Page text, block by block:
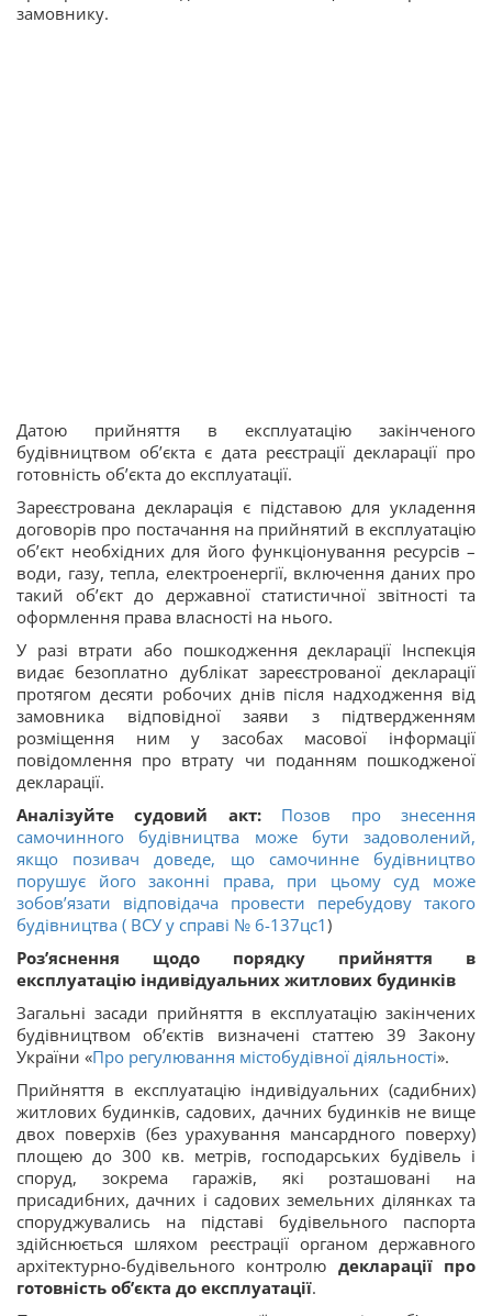
замовнику.
Датою прийняття в експлуатацію закінченого
будівництвом об’єкта є дата реєстрації декларації про
готовність об’єкта до експлуатації.
Зареєстрована декларація є підставою для укладення
договорів про постачання на прийнятий в експлуатацію
об’єкт необхідних для його функціонування ресурсів –
води, газу, тепла, електроенергії, включення даних про
такий об’єкт до державної статистичної звітності та
оформлення права власності на нього.
У разі втрати або пошкодження декларації Інспекція
видає безоплатно дублікат зареєстрованої декларації
протягом десяти робочих днів після надходження від
замовника відповідної заяви з підтвердженням
розміщення ним у засобах масової інформації
повідомлення про втрату чи поданням пошкодженої
декларації.
Аналізуйте судовий акт: Позов про знесення
самочинного будівництва може бути задоволений,
якщо позивач доведе, що самочинне будівництво
порушує його законні права, при цьому суд може
зобов’язати відповідача провести перебудову такого
будівництва ( ВСУ у справі № 6-137цс1)
Роз’яснення щодо порядку прийняття в
експлуатацію індивідуальних житлових будинків
Загальні засади прийняття в експлуатацію закінчених
будівництвом об’єктів визначені статтею 39 Закону
України «Про регулювання містобудівної діяльності».
Прийняття в експлуатацію індивідуальних (садибних)
житлових будинків, садових, дачних будинків не вище
двох поверхів (без урахування мансардного поверху)
площею до 300 кв. метрів, господарських будівель і
споруд, зокрема гаражів, які розташовані на
присадибних, дачних і садових земельних ділянках та
споруджувались на підставі будівельного паспорта
здійснюється шляхом реєстрації органом державного
архітектурно-будівельного контролю декларації про
готовність об’єкта до експлуатації.